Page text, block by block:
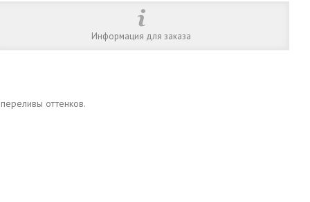
Информация для заказа
оттенков.